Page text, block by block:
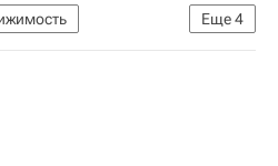
Еще4
Сделки